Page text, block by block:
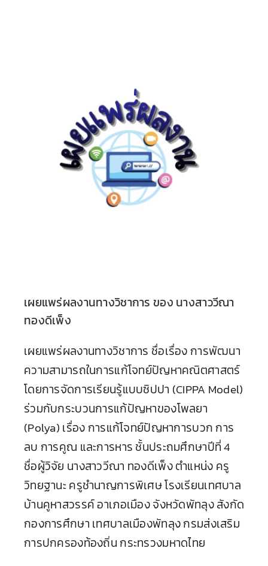
เผยแพร่ผลงานทางวิชาการ ของ นางสาววีณา
ทองดีเพ็ง
เผยแพร่ผลงานทางวิชาการ ชื่อเรื่อง การพัฒนา
ความสามารถในการแก้โจทย์ปัญหาคณิตศาสตร์
โดยการจัดการเรียนรู้แบบซิปปา (CIPPA Model)
ร่วมกับกระบวนการแก้ปัญหาของโพลยา
(Polya) เรื่อง การแก้โจทย์ปัญหาการบวก การ
ลบ การคูณ และการหาร ชั้นประถมศึกษาปีที่ 4
ชื่อผู้วิจัย นางสาววีณา ทองดีเพ็ง ตำแหน่ง ครู
วิทยฐานะ ครูชำนาญการพิเศษ โรงเรียนเทศบาล
บ้านคูหาสวรรค์ อาเภอเมือง จังหวัดพัทลุง สังกัด
กองการศึกษา เทศบาลเมืองพัทลุง กรมส่งเสริม
การปกครองท้องถิ่น กระทรวงมหาดไทย